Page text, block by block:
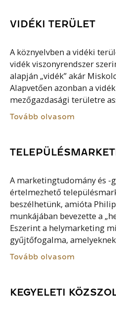
VIDÉKI TERÜLET
A köznyelvben a vidéki
vidék viszonyrendszer
alapján „vidék” akár
Alapvetően azonban a
mezőgazdasági területre
Tovább olvasom
A marketingtudomány és -
értelmezhető
beszélhetünk, amióta
munkájában bevezette a
Eszerint a helymarketing
gyűjtőfogalma, amelyeknek
Tovább olvasom
KEGYELETI